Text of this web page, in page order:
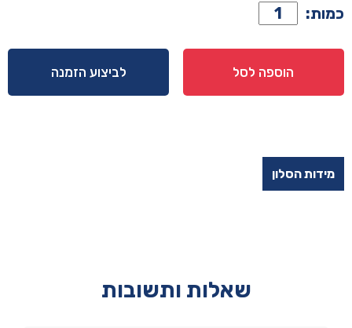
כמות: כמות
של
סלון
דגם
הוספה לסל לביצוע הזמנה
מידות הסלון
שאלות ותשובות